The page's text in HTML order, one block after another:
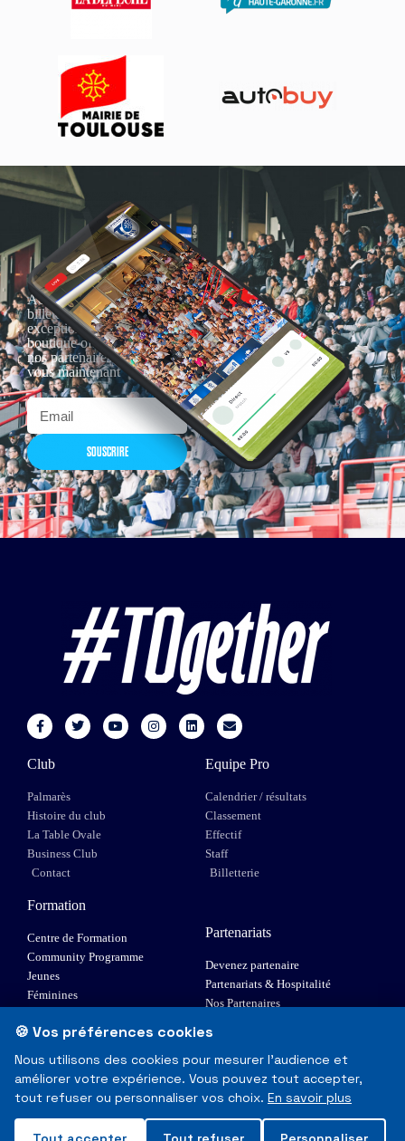
Actualités, nouveautés,
billetterie, remises
exceptionnelles dans la
boutique officielles & chez
nos partenaires… Inscrivez-
vous maintenant
SOUSCRIRE
Club
Palmarès
Histoire du club
La Table Ovale
Business Club
Contact
Equipe Pro
Calendrier / résultats
Classement
Effectif
Staff
Billetterie
Formation
Centre de Formation
Community Programme
Jeunes
Féminines
Elite 1
Partenariats
Devenez partenaire
Partenariats & Hospitalité
Nos Partenaires
© Toulouse Olympique XIII - Tous droits réservés
Mentions Légales & RGPD
🍪 Vos préférences cookies
Nous utilisons des cookies pour mesurer l'audience et
améliorer votre expérience. Vous pouvez tout accepter,
tout refuser ou personnaliser vos choix. En savoir plus